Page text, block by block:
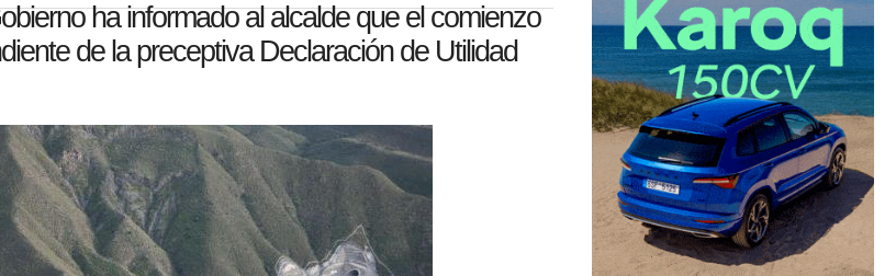
ha informado al alcalde que el comienzo
de la preceptiva Declaración de Utilidad